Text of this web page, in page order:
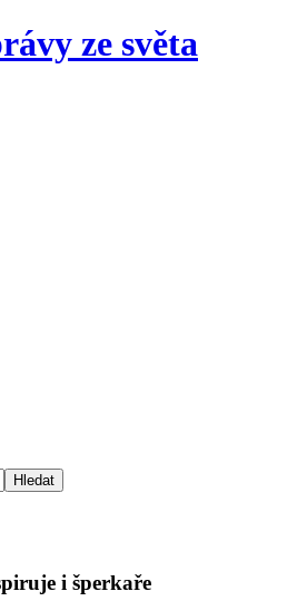
ze světa
i šperkaře